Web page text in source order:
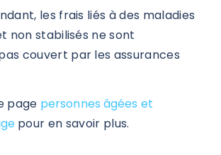
les frais liés à des maladies
non stabilisés ne sont
couvert par les assurances
page personnes âgées et
pour en savoir plus.